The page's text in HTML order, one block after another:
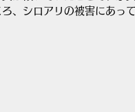
、シロアリの被害にあっ